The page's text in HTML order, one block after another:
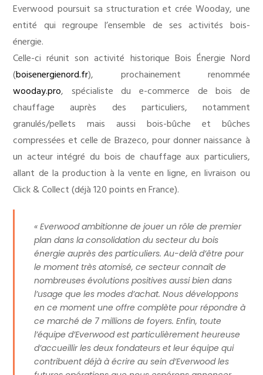
Everwood poursuit sa structuration et crée Wooday, une
entité qui regroupe l’ensemble de ses activités bois-
énergie.
Celle-ci réunit son activité historique Bois Énergie Nord
(boisenergienord.fr), prochainement renommée
wooday.pro, spécialiste du e-commerce de bois de
chauffage auprès des particuliers, notamment
granulés/pellets mais aussi bois-bûche et bûches
compressées et celle de Brazeco, pour donner naissance à
un acteur intégré du bois de chauffage aux particuliers,
allant de la production à la vente en ligne, en livraison ou
Click & Collect (déjà 120 points en France).
« Everwood ambitionne de jouer un rôle de premier
plan dans la consolidation du secteur du bois
énergie auprès des particuliers. Au-delà d’être pour
le moment très atomisé, ce secteur connaît de
nombreuses évolutions positives aussi bien dans
l’usage que les modes d’achat. Nous développons
en ce moment une offre complète pour répondre à
ce marché de 7 millions de foyers. Enfin, toute
l’équipe d’Everwood est particulièrement heureuse
d’accueillir les deux fondateurs et leur équipe qui
contribuent déjà à écrire au sein d’Everwood les